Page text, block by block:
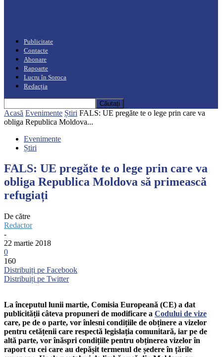
Publicitate
Contacte
Abonare
Rapoarte
Lucru în Soroca
Redacția
Acasă Evenimente Știri FALS: UE pregăte te o lege prin care va
obliga Republica Moldova...
Evenimente
Știri
FALS: UE pregăte te o lege prin care va
obliga Republica Moldova să primească
refugiați
De către
Redactor
-
22 martie 2018
0
160
Distribuiți pe Facebook
Distribuiți pe Twitter
La începutul lunii martie, Comisia Europeană (CE) a dat
publicității câteva propuneri de modificare a Codului de vize
care, pe de o parte, vor înlesni condițiile de obținere a vizelor
pentru cetățenii care respectă legislația comunitară, iar pe de
altă parte, vor înăspri condițiile pentru obținerea vizelor în
raport cu cei care au depășit termenul de ședere în țările